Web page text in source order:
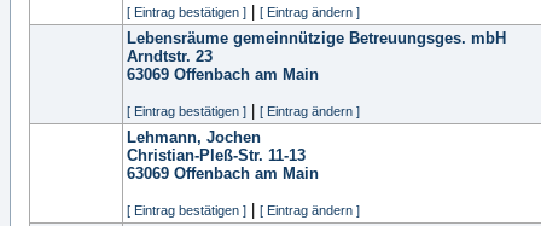
[ Eintrag bestätigen ] [ Eintrag ändern ]
Lebensräume gemeinnützige Betreuungsges. mbH
Arndtstr. 23
63069 Offenbach am Main
[ Eintrag bestätigen ] [ Eintrag ändern ]
Lehmann, Jochen
Christian-Pleß-Str. 11-13
63069 Offenbach am Main
[ Eintrag bestätigen ] [ Eintrag ändern ]